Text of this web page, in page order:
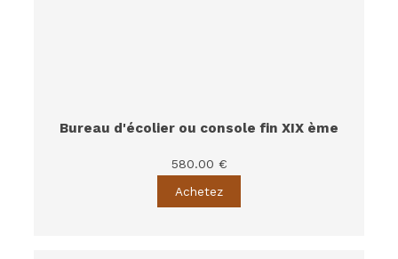
Bureau d'écolier ou console fin XIX ème
580.00 €
Achetez